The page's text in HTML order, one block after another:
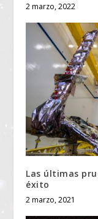
2 marzo, 2022
Las últimas
éxito
2 marzo, 2021